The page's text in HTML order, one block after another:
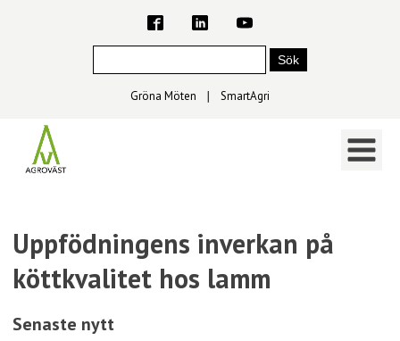
Gröna Möten ∣ SmartAgri
Uppfödningens inverkan på
köttkvalitet hos lamm
Senaste nytt